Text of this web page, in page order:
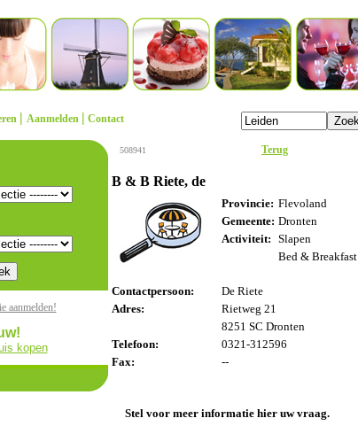
| Aanmelden | Contact
aanmelden!
kopen
508941 Terug
B & B Riete, de
Provincie: Flevoland
Gemeente: Dronten
Activiteit: Slapen
Bed & Breakfast
Contactpersoon:
De Riete
Adres:
Rietweg 21
8251 SC Dronten
Telefoon:
0321-312596
Fax:
--
Stel voor meer informatie hier uw vraag.